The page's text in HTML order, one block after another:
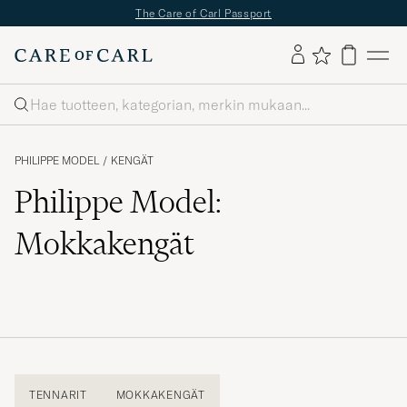
The Care of Carl Passport
Haku
PHILIPPE MODEL / KENGÄT
Philippe Model:
Mokkakengät
TENNARIT MOKKAKENGÄT